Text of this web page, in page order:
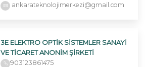
ankarateknolojimerkezi@gmail.com
3E ELEKTRO OPTİK SİSTEMLER SANAYİ
VE TİCARET ANONİM ŞİRKETİ
903123861475